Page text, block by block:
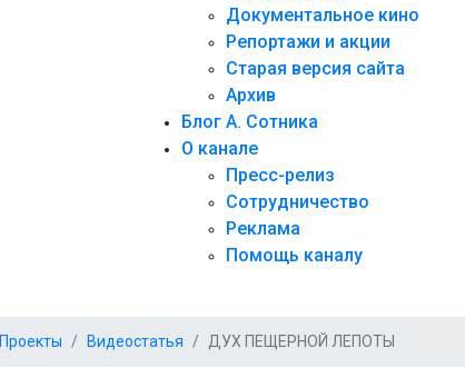
Документальное кино
Репортажи и акции
Старая версия сайта
Архив
Блог А. Сотника
О канале
Пресс-релиз
Сотрудничество
Реклама
Помощь каналу
Проекты Видеостатья ДУХ ПЕЩЕРНОЙ ЛЕПОТЫ